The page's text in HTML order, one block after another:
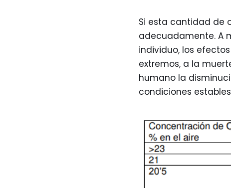
Si esta cantidad de
adecuadamente. A
individuo, los
extremos, a la
humano la
condiciones